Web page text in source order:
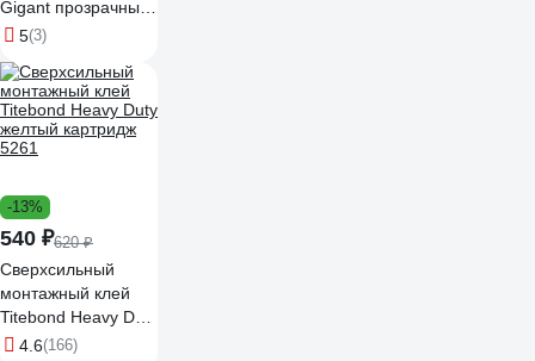
Gigant прозрачный
310 мл GLN-310
5(3)
-13%
540 ₽620 ₽
Сверхсильный
монтажный клей
Titebond Heavy Duty
желтый картридж
4.6(166)